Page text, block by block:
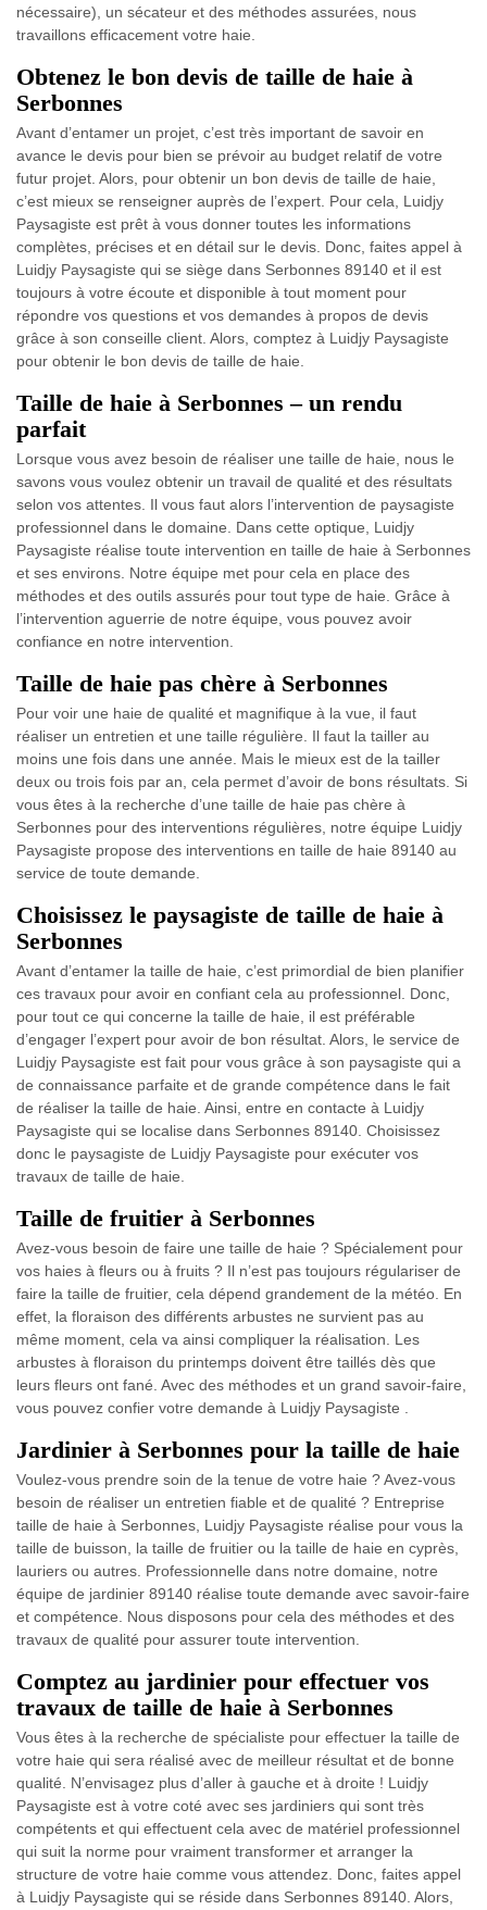
nécessaire), un sécateur et des méthodes assurées, nous
travaillons efficacement votre haie.
Obtenez le bon devis de taille de haie à
Serbonnes
Avant d’entamer un projet, c’est très important de savoir en
avance le devis pour bien se prévoir au budget relatif de votre
futur projet. Alors, pour obtenir un bon devis de taille de haie,
c’est mieux se renseigner auprès de l’expert. Pour cela, Luidjy
Paysagiste est prêt à vous donner toutes les informations
complètes, précises et en détail sur le devis. Donc, faites appel à
Luidjy Paysagiste qui se siège dans Serbonnes 89140 et il est
toujours à votre écoute et disponible à tout moment pour
répondre vos questions et vos demandes à propos de devis
grâce à son conseille client. Alors, comptez à Luidjy Paysagiste
pour obtenir le bon devis de taille de haie.
Taille de haie à Serbonnes – un rendu
parfait
Lorsque vous avez besoin de réaliser une taille de haie, nous le
savons vous voulez obtenir un travail de qualité et des résultats
selon vos attentes. Il vous faut alors l’intervention de paysagiste
professionnel dans le domaine. Dans cette optique, Luidjy
Paysagiste réalise toute intervention en taille de haie à Serbonnes
et ses environs. Notre équipe met pour cela en place des
méthodes et des outils assurés pour tout type de haie. Grâce à
l’intervention aguerrie de notre équipe, vous pouvez avoir
confiance en notre intervention.
Taille de haie pas chère à Serbonnes
Pour voir une haie de qualité et magnifique à la vue, il faut
réaliser un entretien et une taille régulière. Il faut la tailler au
moins une fois dans une année. Mais le mieux est de la tailler
deux ou trois fois par an, cela permet d’avoir de bons résultats. Si
vous êtes à la recherche d’une taille de haie pas chère à
Serbonnes pour des interventions régulières, notre équipe Luidjy
Paysagiste propose des interventions en taille de haie 89140 au
service de toute demande.
Choisissez le paysagiste de taille de haie à
Serbonnes
Avant d’entamer la taille de haie, c’est primordial de bien planifier
ces travaux pour avoir en confiant cela au professionnel. Donc,
pour tout ce qui concerne la taille de haie, il est préférable
d’engager l’expert pour avoir de bon résultat. Alors, le service de
Luidjy Paysagiste est fait pour vous grâce à son paysagiste qui a
de connaissance parfaite et de grande compétence dans le fait
de réaliser la taille de haie. Ainsi, entre en contacte à Luidjy
Paysagiste qui se localise dans Serbonnes 89140. Choisissez
donc le paysagiste de Luidjy Paysagiste pour exécuter vos
travaux de taille de haie.
Taille de fruitier à Serbonnes
Avez-vous besoin de faire une taille de haie ? Spécialement pour
vos haies à fleurs ou à fruits ? Il n’est pas toujours régulariser de
faire la taille de fruitier, cela dépend grandement de la météo. En
effet, la floraison des différents arbustes ne survient pas au
même moment, cela va ainsi compliquer la réalisation. Les
arbustes à floraison du printemps doivent être taillés dès que
leurs fleurs ont fané. Avec des méthodes et un grand savoir-faire,
vous pouvez confier votre demande à Luidjy Paysagiste .
Jardinier à Serbonnes pour la taille de haie
Voulez-vous prendre soin de la tenue de votre haie ? Avez-vous
besoin de réaliser un entretien fiable et de qualité ? Entreprise
taille de haie à Serbonnes, Luidjy Paysagiste réalise pour vous la
taille de buisson, la taille de fruitier ou la taille de haie en cyprès,
lauriers ou autres. Professionnelle dans notre domaine, notre
équipe de jardinier 89140 réalise toute demande avec savoir-faire
et compétence. Nous disposons pour cela des méthodes et des
travaux de qualité pour assurer toute intervention.
Comptez au jardinier pour effectuer vos
travaux de taille de haie à Serbonnes
Vous êtes à la recherche de spécialiste pour effectuer la taille de
votre haie qui sera réalisé avec de meilleur résultat et de bonne
qualité. N’envisagez plus d’aller à gauche et à droite ! Luidjy
Paysagiste est à votre coté avec ses jardiniers qui sont très
compétents et qui effectuent cela avec de matériel professionnel
qui suit la norme pour vraiment transformer et arranger la
structure de votre haie comme vous attendez. Donc, faites appel
à Luidjy Paysagiste qui se réside dans Serbonnes 89140. Alors,